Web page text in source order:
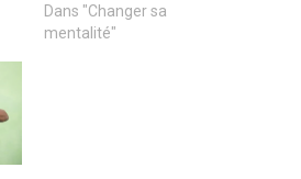
Dans "Changer sa
mentalité"